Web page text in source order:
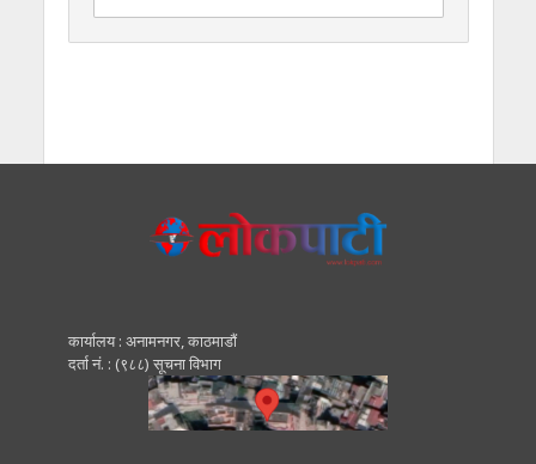
कार्यालय : अनामनगर, काठमाडाैं
दर्ता नं. : (९८८) सूचना विभाग